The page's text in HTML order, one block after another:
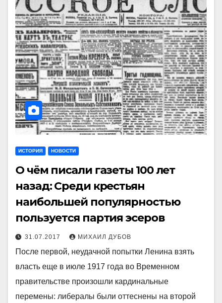
ИСТОРИЯ НОВОСТИ
О чём писали газеты 100 лет
назад: Среди крестьян
наибольшей популярностью
пользуется партия эсеров
31.07.2017 МИХАИЛ ДУБОВ
После первой, неудачной попытки Ленина взять
власть еще в июле 1917 года во Временном
правительстве произошли кардинальные
перемены: либералы были оттеснены на второй